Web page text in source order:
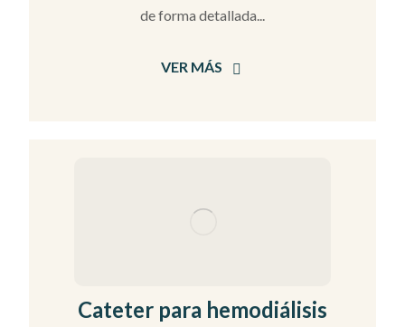
de forma detallada...
VER MÁS
Cateter para hemodiálisis